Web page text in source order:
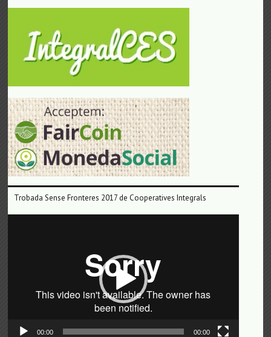
Trobada Sense Fronteres 2017 de Cooperatives Integrals
00:00 00:00